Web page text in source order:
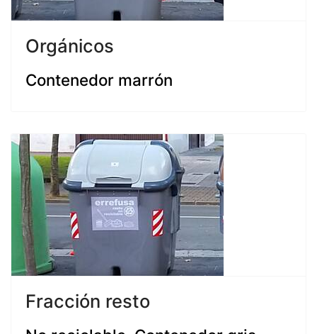
Orgánicos
Contenedor marrón
Fracción resto